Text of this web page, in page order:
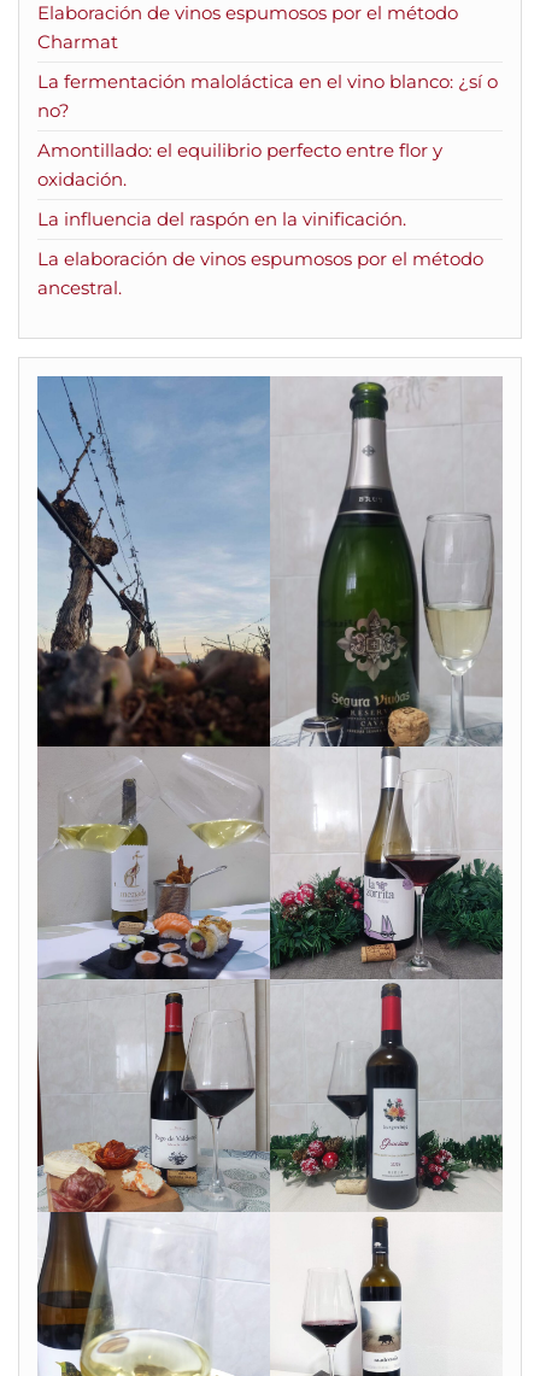
Elaboración de vinos espumosos por el método
Charmat
La fermentación maloláctica en el vino blanco: ¿sí o
no?
Amontillado: el equilibrio perfecto entre flor y
oxidación.
La influencia del raspón en la vinificación.
La elaboración de vinos espumosos por el método
ancestral.